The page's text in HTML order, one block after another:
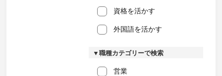
資格を活かす
外国語を活かす
▼職種カテゴリーで検索
営業